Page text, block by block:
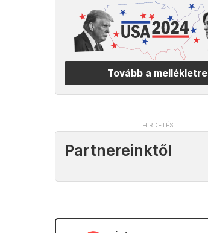
Tovább a mellékletre
Partnereinktől